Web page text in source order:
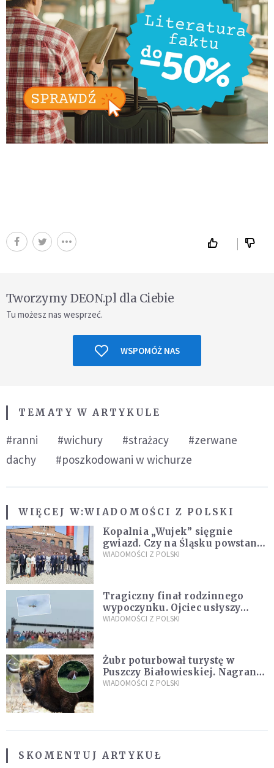
Tworzymy DEON.pl dla Ciebie
Tu możesz nas wesprzeć.
WSPOMÓŻ NAS
TEMATY W ARTYKULE
#ranni #wichury #strażacy
#zerwane
dachy
#poszkodowani w wichurze
WIĘCEJ W:WIADOMOŚCI Z POLSKI
Kopalnia „Wujek” sięgnie
gwiazd. Czy na Śląsku powstanie
„Dolina Krzemowa”?
WIADOMOŚCI Z POLSKI
Tragiczny finał rodzinnego
wypoczynku. Ojciec usłyszy
zarzuty
WIADOMOŚCI Z POLSKI
Żubr poturbował turystę w
Puszczy Białowieskiej. Nagranie
daje do myślenia
WIADOMOŚCI Z POLSKI
SKOMENTUJ ARTYKUŁ